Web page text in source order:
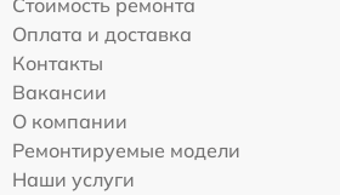
Стоимость ремонта
Оплата и доставка
Контакты
Вакансии
О компании
Ремонтируемые модели
Наши услуги